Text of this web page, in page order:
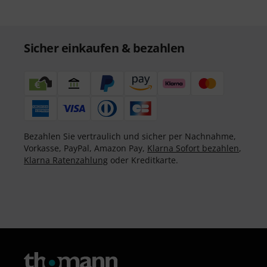
Sicher einkaufen & bezahlen
Bezahlen Sie vertraulich und sicher per Nachnahme,
Vorkasse, PayPal, Amazon Pay, Klarna Sofort bezahlen,
Klarna Ratenzahlung oder Kreditkarte.